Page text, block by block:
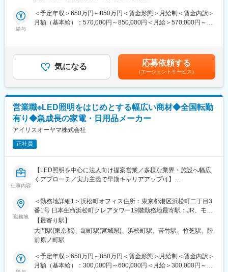
■想定されるキャリアパス
エリア営業の経験を積んだ後、希望や実績次第で総合職やマネジ
グループの流通・生産・商品開発力を活かし、顧客や時代のニー
ズに応じて新たな価値を創造。挑戦と成長を後押しする社風と安
定した経営基盤、多様な福利厚生が整っています。
変更の範囲：会社の定める業務
■業務詳細
官公庁、企業、学校、福祉法人への業務用家具・什器の営業、ま
た不動産管理会社やデベロッパーへの提案、入札対応を行いま
物流部、工事店など社内外の関係者と連携して案件を進め、代理
店や商社への商品紹介や提案サポートも担当します。
く提案。空間設計やトータルコーディネートにも携わり、顧客課
題に応じて最適なソリューションを提供します。
■組織構成
社員がチームで協力しながら案件を推進します。
社会変化に対応した新しい働き方や学びの場の創造に貢献できる
点、顧客と密接に関わりながら自身の提案が空間として形になる
■教育体制
OJTを中心に3～4ヶ月の研修や中途入社者向けの集合研修、e-
learning、通信教育補助など学びの機会が充実し、資格取得支援
や優良社員向け海外研修も用意されています。
■想定されるキャリアパス
エリア営業の経験を積んだ後、希望や実績次第で総合職やマネジ
浜松町駅受動喫煙対策：屋内全面禁煙変更の範囲：会社の定める
事業所
給与
＜予定年収＞650万円～850万円＜賃金形態＞月給制＜賃金内訳＞
月額（基本給）：570,000円～850,000円＜月給＞570,000円～
ます。月給(月額)は固定手当を含めた表記です。
気になる 応募依頼する
（エージェントサービス）
営業職※LED照明をはじめとする幅広い商材◆全国転勤
有り◆急成長の家電・日用品メーカー
アイリスオーヤマ株式会社
正社員
仕事内容
【LED照明を中心に法人向け提案営業／多様な業界・施設へ幅広
くアプローチ／実力主義で早期キャリアアップ可】
■業務概要
当社の営業職として、主に官公庁や民間企業など多様な法人顧客
へLED照明や各種設備機器、内装資材など幅広い商材を提案しま
す。既存顧客へのルート営業を中心に新規開拓も並行し、顧客の
課題やニーズに応じた最適なソリューションを提供します。
■業務詳細
対象顧客：官公庁（学校・公共施設）／民間（オフィス、商業施
勤務地
＜勤務地詳細1＞浜松町オフィス住所：東京都港区浜松町二丁目3
番1号 日本生命浜松町クレアタワー19階勤務地最寄駅：JR、モノ
レール線／浜松町駅受動喫煙対策：屋内全面禁煙＜勤務地詳細2＞
仙台営業所住所：宮城県仙台市若林区卸町3-8-103 アイリス卸町
ビルN館 3F受動喫煙対策：屋内全面禁煙＜勤務地詳細3＞心斎橋
ル受動喫煙対策：屋内全面禁煙変更の範囲：会社の定める事業所
【最寄り駅】
大門駅(東京都)、卸町駅(宮城県)、浜松町駅、苦竹駅、竹芝駅、陸
前原ノ町駅
＜予定年収＞650万円～850万円＜賃金形態＞月給制＜賃金内訳＞
月額（基本給）：300,000円～600,000円＜月給＞300,000円～